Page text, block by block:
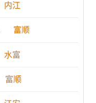
内江
富顺
水富
富顺